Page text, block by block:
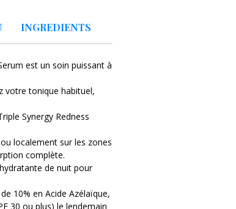
réactives et sujettes à
Redness Comfort Serum
cliniques parlent d'eux-
de 52,94% et une
4 semaines.
:
la kératinisation,
de l'acné, et calme
la barrière
visiblement les
INGREDIENTS
est un soin puissant à
votre tonique habituel,
Synergy Redness
localement sur les zones
complète.
de nuit pour
10% en Acide Azélaïque,
30 ou plus) le lendemain